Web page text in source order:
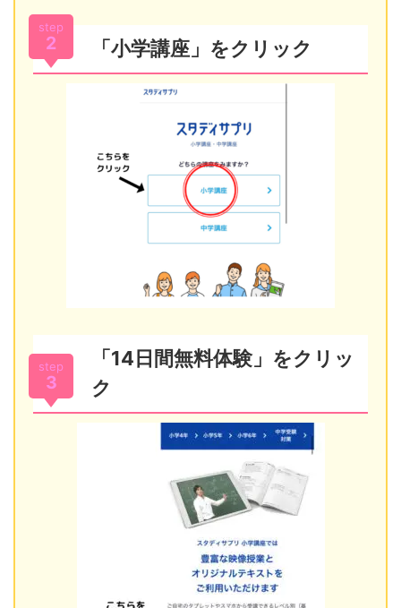
step
2 「小学講座」をクリック
step
3
「14日間無料体験」をクリッ
ク